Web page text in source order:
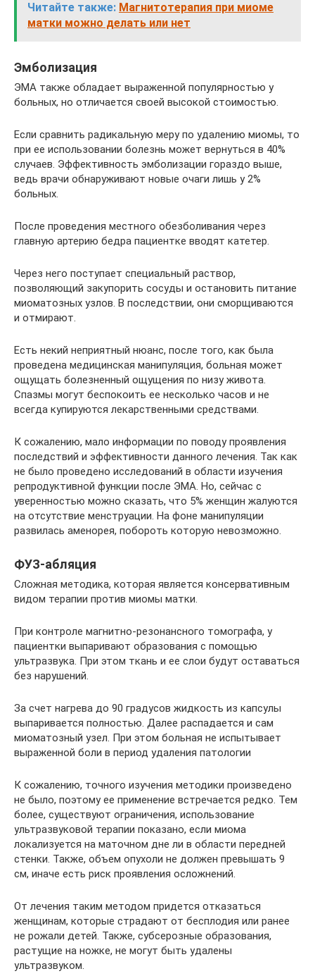
Читайте также: Магнитотерапия при миоме
матки можно делать или нет
Эмболизация
ЭМА также обладает выраженной популярностью у
больных, но отличается своей высокой стоимостью.
Если сравнить радикальную меру по удалению миомы, то
при ее использовании болезнь может вернуться в 40%
случаев. Эффективность эмболизации гораздо выше,
ведь врачи обнаруживают новые очаги лишь у 2%
больных.
После проведения местного обезболивания через
главную артерию бедра пациентке вводят катетер.
Через него поступает специальный раствор,
позволяющий закупорить сосуды и остановить питание
миоматозных узлов. В последствии, они сморщиваются
и отмирают.
Есть некий неприятный нюанс, после того, как была
проведена медицинская манипуляция, больная может
ощущать болезненный ощущения по низу живота.
Спазмы могут беспокоить ее несколько часов и не
всегда купируются лекарственными средствами.
К сожалению, мало информации по поводу проявления
последствий и эффективности данного лечения. Так как
не было проведено исследований в области изучения
репродуктивной функции после ЭМА. Но, сейчас с
уверенностью можно сказать, что 5% женщин жалуются
на отсутствие менструации. На фоне манипуляции
развилась аменорея, побороть которую невозможно.
ФУЗ-абляция
Сложная методика, которая является консервативным
видом терапии против миомы матки.
При контроле магнитно-резонансного томографа, у
пациентки выпаривают образования с помощью
ультразвука. При этом ткань и ее слои будут оставаться
без нарушений.
За счет нагрева до 90 градусов жидкость из капсулы
выпаривается полностью. Далее распадается и сам
миоматозный узел. При этом больная не испытывает
выраженной боли в период удаления патологии
К сожалению, точного изучения методики произведено
не было, поэтому ее применение встречается редко. Тем
более, существуют ограничения, использование
ультразвуковой терапии показано, если миома
локализуется на маточном дне ли в области передней
стенки. Также, объем опухоли не должен превышать 9
см, иначе есть риск проявления осложнений.
От лечения таким методом придется отказаться
женщинам, которые страдают от бесплодия или ранее
не рожали детей. Также, субсерозные образования,
растущие на ножке, не могут быть удалены
ультразвуком.